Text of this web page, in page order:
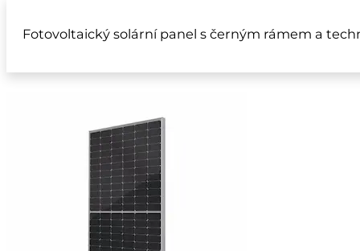
Fotovoltaický solární panel s černým rámem a